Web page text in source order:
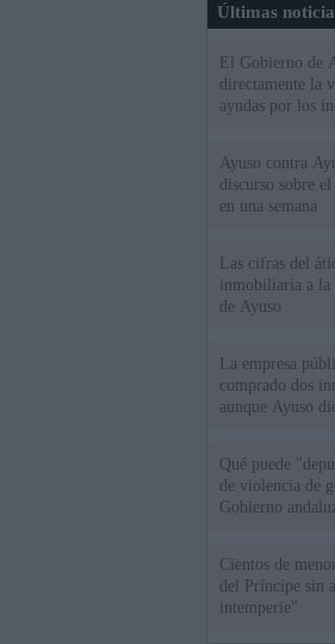
Últimas
El Gobierno de
directamente la
ayudas por los
Ayuso contra
discurso sobre
en una semana
Las cifras del
inmobiliaria a la
de Ayuso
La empresa
comprado dos
aunque Ayuso
Qué puede
de violencia de
Gobierno
Cientos de
del Príncipe sin
intemperie"